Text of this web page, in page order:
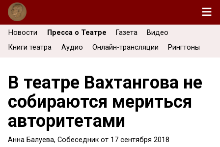
Новости Пресса о Театре Газета
Видео
Книги театра
Аудио Онлайн-трансляции Рингтоны
В театре Вахтангова не
собираются мериться
авторитетами
Анна Балуева, Собеседник от 17 сентября 2018